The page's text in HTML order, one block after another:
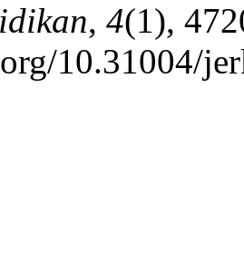
, 4(1),
10.31004/